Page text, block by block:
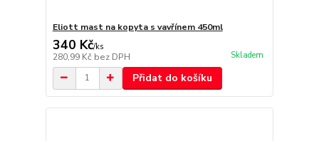
Eliott mast na kopyta s vavřínem 450ml
340 Kč/ks
280,99 Kč bez DPH Skladem
Přidat do košíku